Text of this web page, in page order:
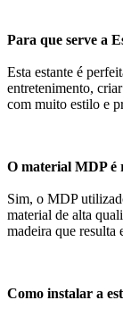
Para que serve a
Esta estante é
entretenimento,
com muito estilo e
O material MDP é
Sim, o MDP
material de alta
madeira que resulta
Como instalar a